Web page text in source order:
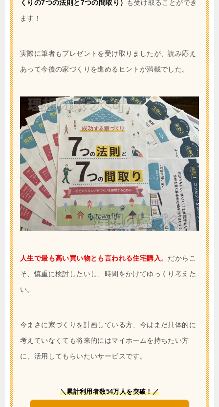
くりの7つの法則と7つの間取り） も受け取ることができ
ます！
実際に筆者もプレゼントを受け取りましたが、読み応え
あって今後の家づくりを進めるヒントが満載でした。
人生で最も高い買い物とも言われる住宅購入。 だからこ
そ、慎重に検討したいし、時間をかけてゆっくり考えた
い。
今まさに家づくりを計画している方、今はまだ具体的に
考えていなくても将来的にはマイホームを持ちたい方
に、活用してもらいたいサービスです。
＼累計利用者数54万人を突破！／